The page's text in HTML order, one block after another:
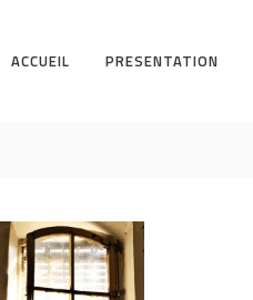
ACCUEIL PRESENTATION